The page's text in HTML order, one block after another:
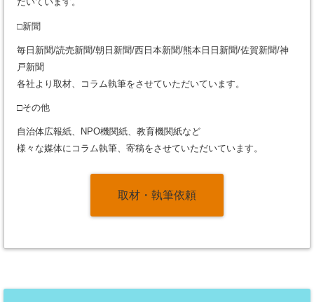
□新聞
毎日新聞/読売新聞/朝日新聞/西日本新聞/熊本日日新聞/佐賀新聞/神
戸新聞
各社より取材、コラム執筆をさせていただいています。
□その他
自治体広報紙、NPO機関紙、教育機関紙など
様々な媒体にコラム執筆、寄稿をさせていただいています。
取材・執筆依頼